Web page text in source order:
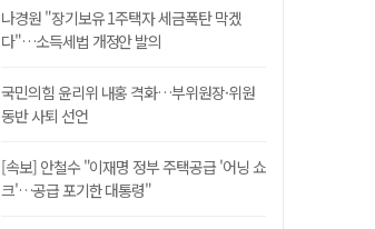
나경원 "장기보유 1주택자 세금폭탄 막겠
다"…소득세법 개정안 발의
국민의힘 윤리위 내홍 격화…부위원장·위원
동반 사퇴 선언
[속보] 안철수 "이재명 정부 주택공급 '어닝 쇼
크'…공급 포기한 대통령"